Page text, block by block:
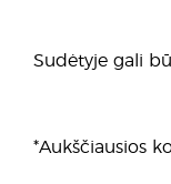
Sudėtyje gali
*Aukščiausios